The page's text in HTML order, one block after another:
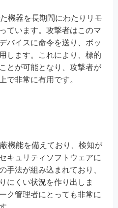
機器を長期間にわたりリモ
ています。攻撃者はこのマ
バイスに命令を送り、ボッ
します。これにより、標的
とが可能となり、攻撃者が
で非常に有用です。
機能を備えており、検知が
キュリティソフトウェアに
手法が組み込まれており、
にくい状況を作り出しま
ク管理者にとっても非常に